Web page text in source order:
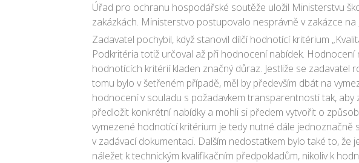
Úřad pro ochranu hospodářské soutěže uložil Ministerstvu
zakázkách. Ministerstvo postupovalo nesprávně v zakázce
Zadavatel pochybil, když stanovil dílčí hodnotící kritérium
Podkritéria totiž určoval až při hodnocení nabídek.
hodnotících kritérií kladen značný důraz. Jestliže se
tomu bylo v šetřeném případě, měl by především dbát na
hodnocení v souladu s požadavkem transparentnosti tak,
předložit konkrétní nabídky a mohli si předem vytvořit o
vymezené hodnotící kritérium je tedy nutné dále
v zadávací dokumentaci. Dalším nedostatkem bylo také to, že
náležet k technickým kvalifikačním předpokladům, nikoliv k